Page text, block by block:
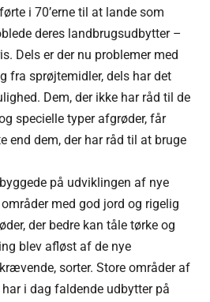
i 70’erne til at lande som
deres landbrugsudbytter –
Dels er der nu problemer med
fra sprøjtemidler, dels har det
Dem, der ikke har råd til de
specielle typer afgrøder, får
end dem, der har råd til at bruge
på udviklingen af nye
med god jord og rigelig
der bedre kan tåle tørke og
blev afløst af de nye
sorter. Store områder af
i dag faldende udbytter på